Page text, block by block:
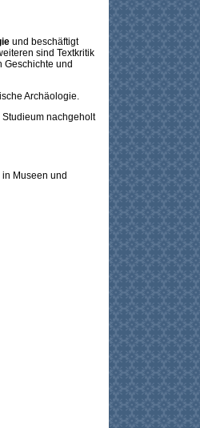
und beschäftigt
sind Textkritik
Geschichte und
Archäologie.
nachgeholt
Museen und